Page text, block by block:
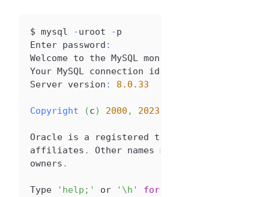
$ mysql -uroot -p
Enter password :
Welcome to the MySQL monitor
Your MySQL connection id is
Server version : 8.0 .33
Copyright (c) 2000 , 2023
Oracle is a registered trademark
affiliates . Other names may be trademarks
owners .
Type 'help;' or '\h' for help